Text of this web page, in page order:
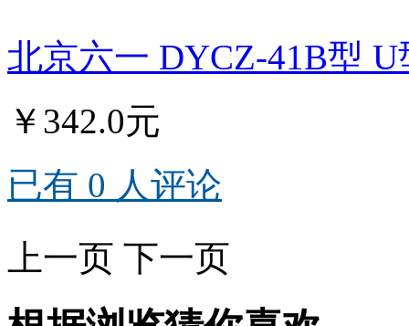
北京六一 DYCZ-41B型
￥342.0元
已有 0 人评论
上一页 下一页